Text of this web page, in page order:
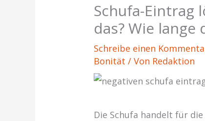
Schufa-Eintrag
das? Wie lange
Schreibe einen
Bonität / Von Redaktion
Die Schufa handelt für